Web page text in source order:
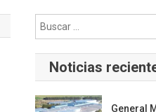
Noticias
General